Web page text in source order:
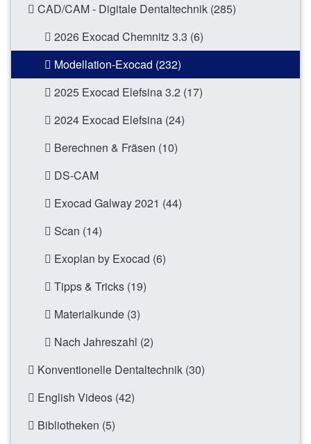
CAD/CAM - Digitale Dentaltechnik (285)
2026 Exocad Chemnitz 3.3 (6)
Modellation-Exocad (232)
2025 Exocad Elefsina 3.2 (17)
2024 Exocad Elefsina (24)
Berechnen & Fräsen (10)
DS-CAM
Exocad Galway 2021 (44)
Scan (14)
Exoplan by Exocad (6)
Tipps & Tricks (19)
Materialkunde (3)
Nach Jahreszahl (2)
Konventionelle Dentaltechnik (30)
English Videos (42)
Bibliotheken (5)